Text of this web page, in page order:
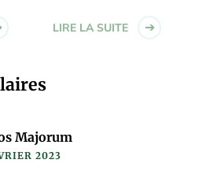
LIRE LA SUITE
Majorum
2023